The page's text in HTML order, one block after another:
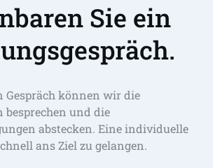
Sie ein
Gespräch können wir die
und die
abstecken. Eine individuelle
ans Ziel zu gelangen.